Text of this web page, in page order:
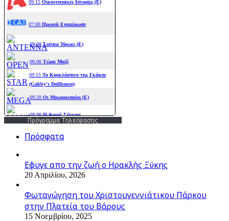
Πρόγραμμα Τηλεόρασης
Πρόσφατα
Εφυγε απο την ζωή o Ηρακλής Ξύκης
20 Απριλίου, 2026
Φωταγώγηση του Χριστουγεννιάτικου Πάρκου
στην Πλατεία του Βάρους
15 Νοεμβρίου, 2025